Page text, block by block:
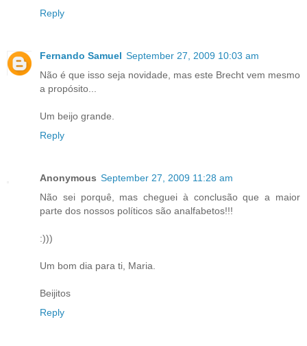
Reply
Fernando Samuel September 27, 2009 10:03 am
Não é que isso seja novidade, mas este Brecht vem mesmo
a propósito...
Um beijo grande.
Reply
Anonymous September 27, 2009 11:28 am
Não sei porquê, mas cheguei à conclusão que a maior
parte dos nossos políticos são analfabetos!!!
:)))
Um bom dia para ti, Maria.
Beijitos
Reply